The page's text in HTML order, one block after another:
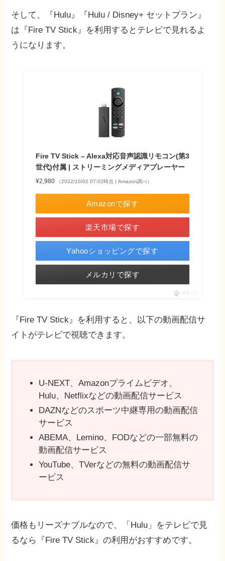
そして、『Hulu』『Hulu / Disney+ セットプラン』
は『Fire TV Stick』を利用するとテレビで見れるよ
うになります。
Fire TV Stick – Alexa対応音声認識リモコン(第3
世代)付属 | ストリーミングメディアプレーヤー
¥2,980 （2022/10/02 07:02時点 | Amazon調べ）
Amazonで探す
楽天市場で探す
Yahooショッピングで探す
メルカリで探す
ポチップ
『Fire TV Stick』を利用すると、以下の動画配信サ
イトがテレビで視聴できます。
U-NEXT、Amazonプライムビデオ、
Hulu、Netflixなどの動画配信サービス
DAZNなどのスポーツ中継専用の動画配信
サービス
ABEMA、Lemino、FODなどの一部無料の
動画配信サービス
YouTube、TVerなどの無料の動画配信サ
ービス
価格もリーズナブルなので、「Hulu」をテレビで見
るなら『Fire TV Stick』の利用がおすすめです。